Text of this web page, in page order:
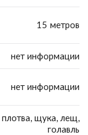
15 метров
нет информации
нет информации
плотва, щука, лещ,
голавль